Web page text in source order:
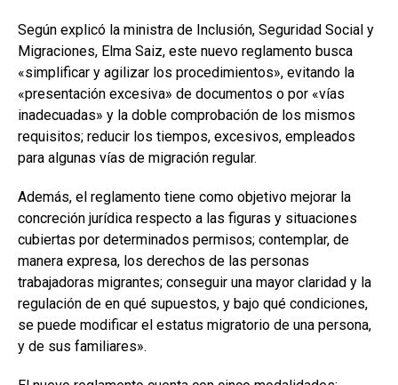
Según explicó la ministra de Inclusión, Seguridad Social y
Migraciones, Elma Saiz, este nuevo reglamento busca
«simplificar y agilizar los procedimientos», evitando la
«presentación excesiva» de documentos o por «vías
inadecuadas» y la doble comprobación de los mismos
requisitos; reducir los tiempos, excesivos, empleados
para algunas vías de migración regular.
Además, el reglamento tiene como objetivo mejorar la
concreción jurídica respecto a las figuras y situaciones
cubiertas por determinados permisos; contemplar, de
manera expresa, los derechos de las personas
trabajadoras migrantes; conseguir una mayor claridad y la
regulación de en qué supuestos, y bajo qué condiciones,
se puede modificar el estatus migratorio de una persona,
y de sus familiares».